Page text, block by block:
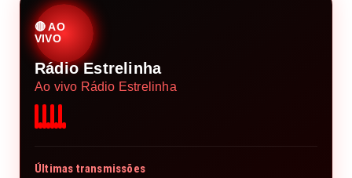
🔴 AO
VIVO
Rádio Estrelinha
Ao vivo Rádio Estrelinha
Últimas transmissões